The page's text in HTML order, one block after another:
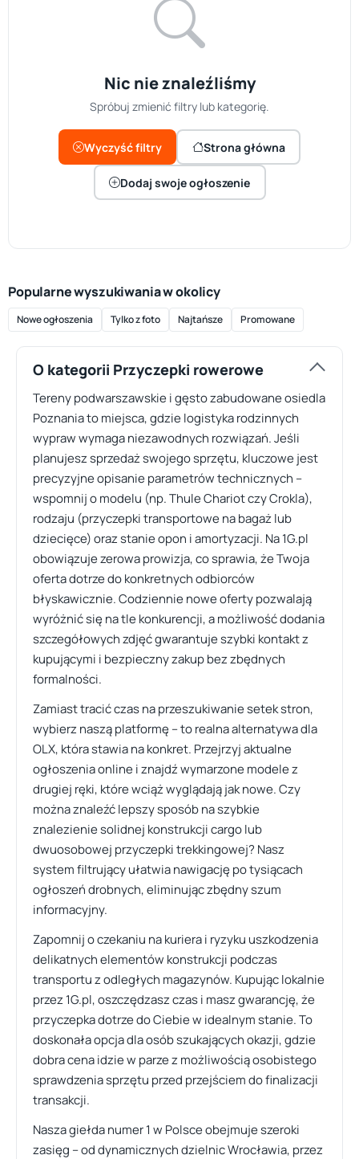
Nic nie znaleźliśmy
Spróbuj zmienić filtry lub kategorię.
Wyczyść filtry Strona główna
Dodaj swoje ogłoszenie
Popularne wyszukiwania w okolicy
Nowe ogłoszenia Tylko z foto Najtańsze Promowane
O kategorii Przyczepki rowerowe
Tereny podwarszawskie i gęsto zabudowane osiedla
Poznania to miejsca, gdzie logistyka rodzinnych
wypraw wymaga niezawodnych rozwiązań. Jeśli
planujesz sprzedaż swojego sprzętu, kluczowe jest
precyzyjne opisanie parametrów technicznych –
wspomnij o modelu (np. Thule Chariot czy Crokla),
rodzaju (przyczepki transportowe na bagaż lub
dziecięce) oraz stanie opon i amortyzacji. Na 1G.pl
obowiązuje zerowa prowizja, co sprawia, że Twoja
oferta dotrze do konkretnych odbiorców
błyskawicznie. Codziennie nowe oferty pozwalają
wyróżnić się na tle konkurencji, a możliwość dodania
szczegółowych zdjęć gwarantuje szybki kontakt z
kupującymi i bezpieczny zakup bez zbędnych
formalności.
Zamiast tracić czas na przeszukiwanie setek stron,
wybierz naszą platformę – to realna alternatywa dla
OLX, która stawia na konkret. Przejrzyj aktualne
ogłoszenia online i znajdź wymarzone modele z
drugiej ręki, które wciąż wyglądają jak nowe. Czy
można znaleźć lepszy sposób na szybkie
znalezienie solidnej konstrukcji cargo lub
dwuosobowej przyczepki trekkingowej? Nasz
system filtrujący ułatwia nawigację po tysiącach
ogłoszeń drobnych, eliminując zbędny szum
informacyjny.
Zapomnij o czekaniu na kuriera i ryzyku uszkodzenia
delikatnych elementów konstrukcji podczas
transportu z odległych magazynów. Kupując lokalnie
przez 1G.pl, oszczędzasz czas i masz gwarancję, że
przyczepka dotrze do Ciebie w idealnym stanie. To
doskonała opcja dla osób szukających okazji, gdzie
dobra cena idzie w parze z możliwością osobistego
sprawdzenia sprzętu przed przejściem do finalizacji
transakcji.
Nasza giełda numer 1 w Polsce obejmuje szeroki
zasięg – od dynamicznych dzielnic Wrocławia, przez